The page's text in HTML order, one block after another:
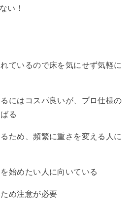
い！
ているので床を気にせず気軽に
にはコスパ良いが、プロ仕様の
る
ため、頻繁に重さを変える人に
始めたい人に向いている
め注意が必要